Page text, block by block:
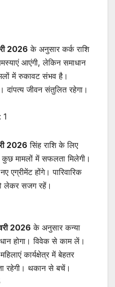
2026 के अनुसार कर्क राशि
आएंगी, लेकिन समाधान
में रुकावट संभव है।
दांपत्य जीवन संतुलित रहेगा।
1
2026 सिंह राशि के लिए
मामलों में सफलता मिलेगी।
होंगे। पारिवारिक
लेकर सजग रहें।
2026 के अनुसार कन्या
होगा। विवेक से काम लें।
कार्यक्षेत्र में बेहतर
रहेगी। थकान से बचें।